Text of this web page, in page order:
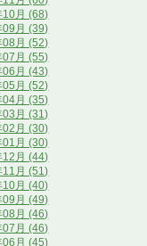
10月 (68)
09月 (39)
08月 (52)
07月 (55)
06月 (43)
05月 (52)
04月 (35)
03月 (31)
02月 (30)
01月 (30)
12月 (44)
11月 (51)
10月 (40)
09月 (49)
08月 (46)
07月 (46)
06月 (45)